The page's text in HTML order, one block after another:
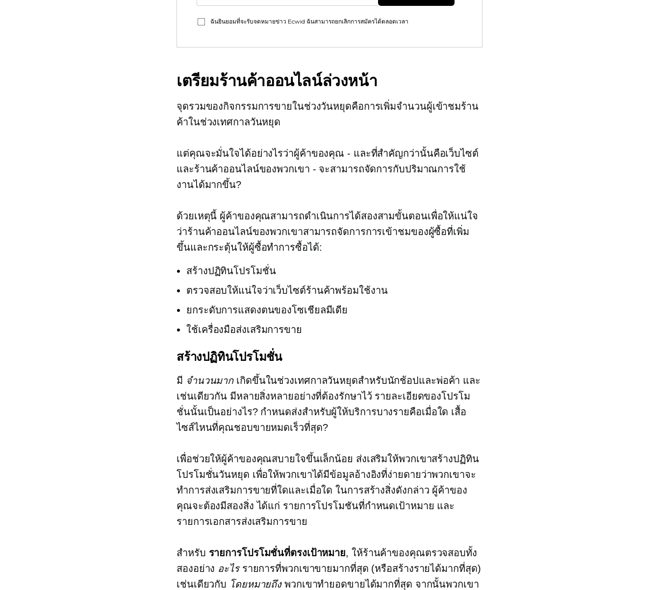
ฉันยินยอมที่จะรับจดหมายข่าว Ecwid ฉันสามารถยกเลิกการสมัครได้ตลอดเวลา
เตรียมร้านค้าออนไลน์ล่วงหน้า
จุดรวมของกิจกรรมการขายในช่วงวันหยุดคือการเพิ่มจำนวนผู้เข้าชมร้าน
ค้าในช่วงเทศกาลวันหยุด
แต่คุณจะมั่นใจได้อย่างไรว่าผู้ค้าของคุณ - และที่สำคัญกว่านั้นคือเว็บไซต์
และร้านค้าออนไลน์ของพวกเขา - จะสามารถจัดการกับปริมาณการใช้
งานได้มากขึ้น?
ด้วยเหตุนี้ ผู้ค้าของคุณสามารถดำเนินการได้สองสามขั้นตอนเพื่อให้แน่ใจ
ว่าร้านค้าออนไลน์ของพวกเขาสามารถจัดการการเข้าชมของผู้ซื้อที่เพิ่ม
ขึ้นและกระตุ้นให้ผู้ซื้อทำการซื้อได้:
สร้างปฏิทินโปรโมชั่น
ตรวจสอบให้แน่ใจว่าเว็บไซต์ร้านค้าพร้อมใช้งาน
ยกระดับการแสดงตนของโซเชียลมีเดีย
ใช้เครื่องมือส่งเสริมการขาย
สร้างปฏิทินโปรโมชั่น
มี จำนวนมากเกิดขึ้นในช่วงเทศกาลวันหยุดสำหรับนักช้อปและพ่อค้า และ
เช่นเดียวกัน มีหลายสิ่งหลายอย่างที่ต้องรักษาไว้ รายละเอียดของโปรโม
ชั่นนั้นเป็นอย่างไร? กำหนดส่งสำหรับผู้ให้บริการบางรายคือเมื่อใด เสื้อ
ไซส์ไหนที่คุณชอบขายหมดเร็วที่สุด?
เพื่อช่วยให้ผู้ค้าของคุณสบายใจขึ้นเล็กน้อย ส่งเสริมให้พวกเขาสร้างปฏิทิน
โปรโมชั่นวันหยุด เพื่อให้พวกเขาได้มีข้อมูลอ้างอิงที่ง่ายดายว่าพวกเขาจะ
ทำการส่งเสริมการขายที่ใดและเมื่อใด ในการสร้างสิ่งดังกล่าว ผู้ค้าของ
คุณจะต้องมีสองสิ่ง ได้แก่ รายการโปรโมชันที่กำหนดเป้าหมาย และ
รายการเอกสารส่งเสริมการขาย
สำหรับ รายการโปรโมชั่นที่ตรงเป้าหมาย, ให้ร้านค้าของคุณตรวจสอบทั้ง
สองอย่าง อะไรรายการที่พวกเขาขายมากที่สุด (หรือสร้างรายได้มากที่สุด)
เช่นเดียวกับ โดยหมายถึง พวกเขาทำยอดขายได้มากที่สุด จากนั้นพวกเขา